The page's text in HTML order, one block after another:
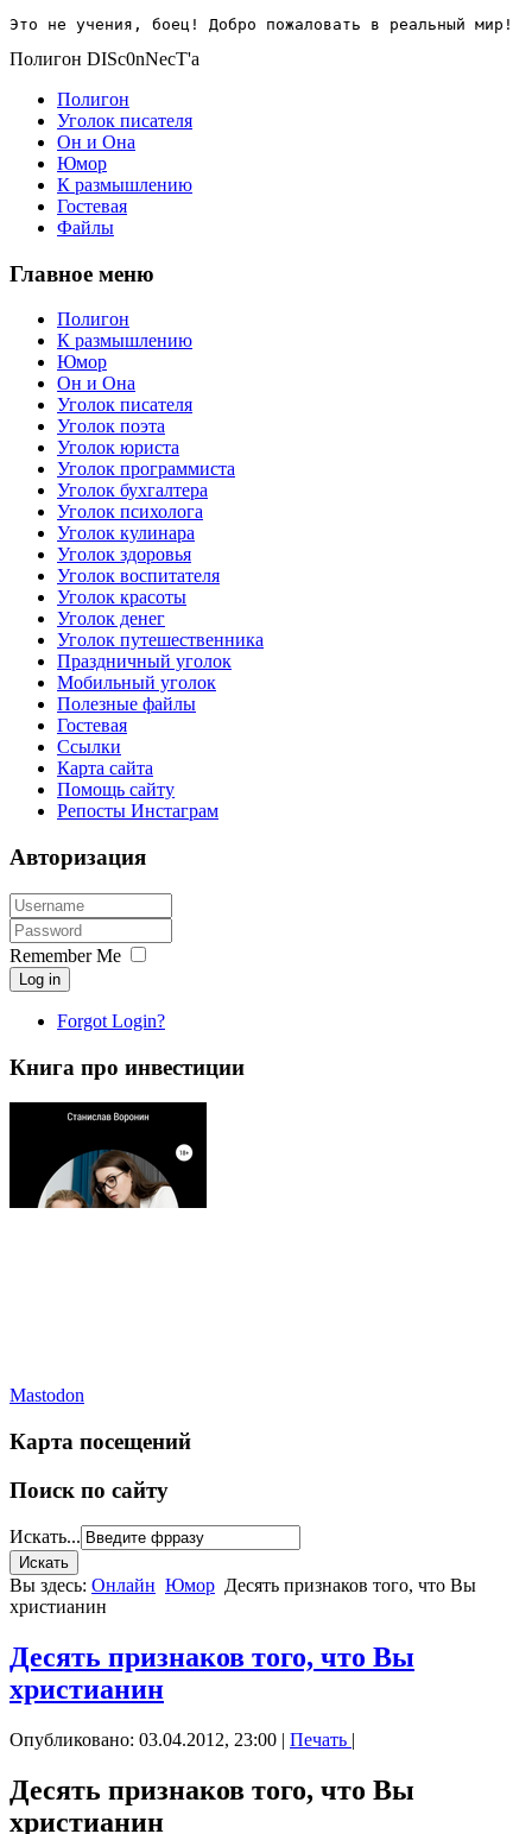
Это не учения, боец! Добро пожаловать в реальный мир!
Полигон DISc0nNecT'a
Полигон
Уголок писателя
Он и Она
Юмор
К размышлению
Гостевая
Файлы
Главное меню
Полигон
К размышлению
Юмор
Он и Она
Уголок писателя
Уголок поэта
Уголок юриста
Уголок программиста
Уголок бухгалтера
Уголок психолога
Уголок кулинара
Уголок здоровья
Уголок воспитателя
Уголок красоты
Уголок денег
Уголок путешественника
Праздничный уголок
Мобильный уголок
Полезные файлы
Гостевая
Ссылки
Карта сайта
Помощь сайту
Репосты Инстаграм
Авторизация
Remember Me
Log in
Forgot Login?
Книга про инвестиции
Mastodon
Карта посещений
Поиск по сайту
Искать...
Вы здесь: Онлайн Юмор Десять признаков того, что Вы
христианин
Десять признаков того, что Вы
христианин
Опубликовано: 03.04.2012, 23:00 | Печать |
Десять признаков того, что Вы
христианин